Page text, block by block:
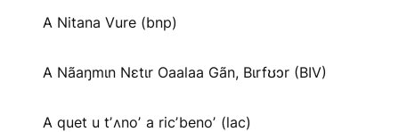
A Nitana Vure (bnp)
A Nãaŋmɩn Nɛtɩr Oaalaa Gãn, Bɩrfʊɔr (BIV)
A quet u tʼʌnoʼ a ricʼbenoʼ (lac)